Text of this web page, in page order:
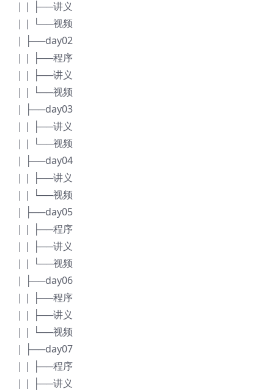
| | ├──讲义
| | └──视频
| ├──day02
| | ├──程序
| | ├──讲义
| | └──视频
| ├──day03
| | ├──讲义
| | └──视频
| ├──day04
| | ├──讲义
| | └──视频
| ├──day05
| | ├──程序
| | ├──讲义
| | └──视频
| ├──day06
| | ├──程序
| | ├──讲义
| | └──视频
| ├──day07
| | ├──程序
| | ├──讲义